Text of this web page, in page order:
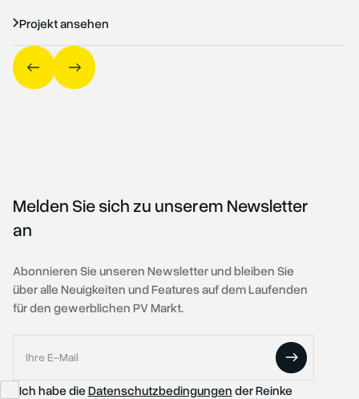
Projekt ansehen
Melden Sie sich zu unserem Newsletter
an
Abonnieren Sie unseren Newsletter und bleiben Sie
über alle Neuigkeiten und Features auf dem Laufenden
für den gewerblichen PV Markt.
Ich habe die Datenschutzbedingungen der Reinke